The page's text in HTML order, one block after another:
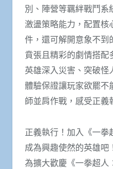
別、陣營等羈絆戰鬥系
激盪策略能力，配置核
件，還可解開意象不到
賁張且精彩的劇情搭配
英雄深入災害、突破怪
體驗保證讓玩家欲罷不
師並肩作戰，感受正義
正義執行！加入《一
成為興趣使然的英雄吧
為擴大歡慶《一拳超人